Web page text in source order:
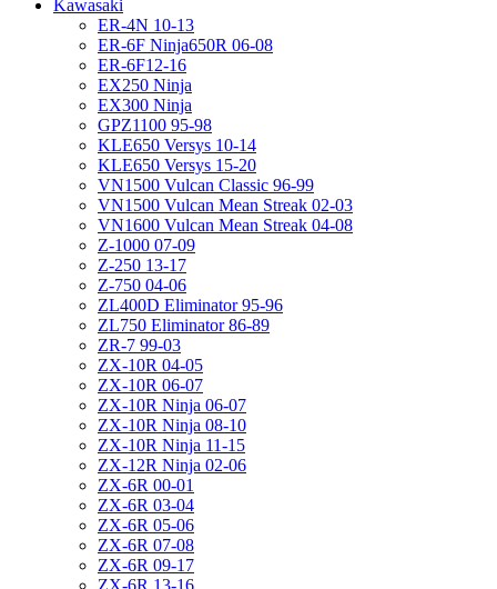
Kawasaki
ER-4N 10-13
ER-6F Ninja650R 06-08
ER-6F12-16
EX250 Ninja
EX300 Ninja
GPZ1100 95-98
KLE650 Versys 10-14
KLE650 Versys 15-20
VN1500 Vulcan Classic 96-99
VN1500 Vulcan Mean Streak 02-03
VN1600 Vulcan Mean Streak 04-08
Z-1000 07-09
Z-250 13-17
Z-750 04-06
ZL400D Eliminator 95-96
ZL750 Eliminator 86-89
ZR-7 99-03
ZX-10R 04-05
ZX-10R 06-07
ZX-10R Ninja 06-07
ZX-10R Ninja 08-10
ZX-10R Ninja 11-15
ZX-12R Ninja 02-06
ZX-6R 00-01
ZX-6R 03-04
ZX-6R 05-06
ZX-6R 07-08
ZX-6R 09-17